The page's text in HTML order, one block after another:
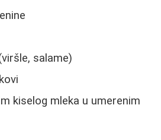
salame)
kiselog mleka u umerenim